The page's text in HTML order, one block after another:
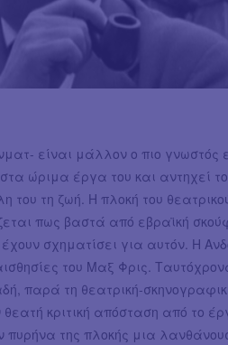
είναι μάλλον ο πιο γνωστός
ώριμα έργα του και αντηχεί
του τη ζωή. Η πλοκή του
πως βαστά από εβραϊκή
σχηματίσει για αυτόν. Η
του Μαξ Φρις.
παρά τη θεατρική-
κριτική απόσταση από το
της πλοκής μια